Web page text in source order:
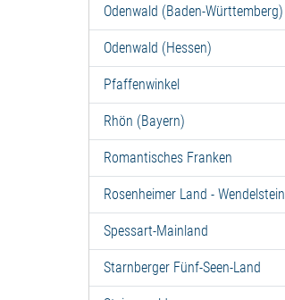
Odenwald (Baden-Württemberg)
Odenwald (Hessen)
Pfaffenwinkel
Rhön (Bayern)
Romantisches Franken
Rosenheimer Land - Wendelstein
Spessart-Mainland
Starnberger Fünf-Seen-Land